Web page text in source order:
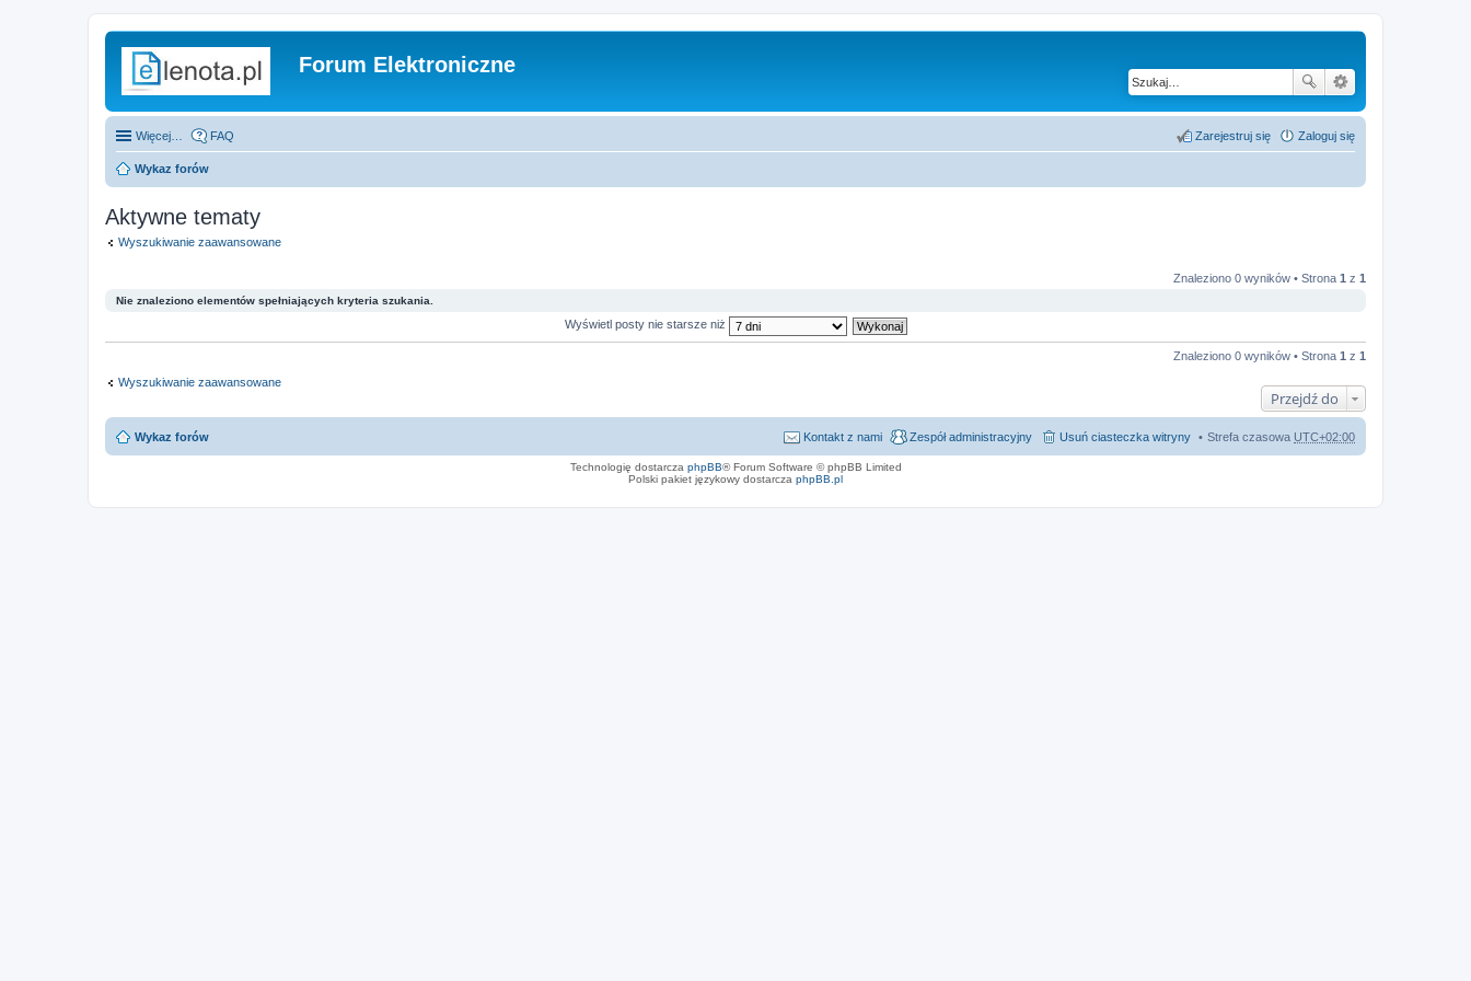
Forum Elektroniczne
Więcej… FAQ Zaloguj się
Zarejestruj się
Wykaz forów
Aktywne tematy
Wyszukiwanie zaawansowane
Znaleziono 0 wyników • Strona 1 z 1
Nie znaleziono elementów spełniających kryteria szukania.
Wyświetl posty nie starsze niż
Znaleziono 0 wyników • Strona 1 z 1
Wyszukiwanie zaawansowane
Przejdź do
Wykaz forów Strefa czasowa UTC+02:00
Usuń ciasteczka witryny
Zespół administracyjny
Kontakt z nami
Technologię dostarcza phpBB® Forum Software © phpBB Limited
Polski pakiet językowy dostarcza phpBB.pl